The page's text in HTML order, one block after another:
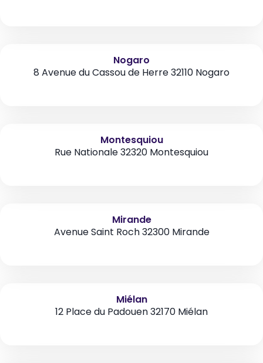
Nogaro
8 Avenue du Cassou de Herre 32110 Nogaro
Montesquiou
Rue Nationale 32320 Montesquiou
Mirande
Avenue Saint Roch 32300 Mirande
Miélan
12 Place du Padouen 32170 Miélan